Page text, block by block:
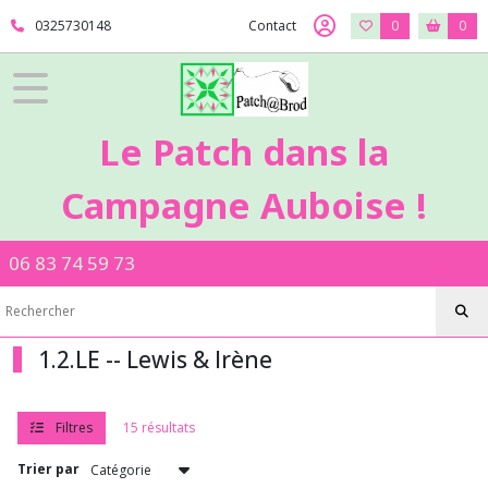
0325730148 Contact 0 0
Le Patch dans la
Campagne Auboise !
06 83 74 59 73
1.2.LE -- Lewis & Irène
Filtres 15 résultats
Trier par
Fermer
FILTRES
Tissus
Patch
1.2.LE
-
Lewis
&
-